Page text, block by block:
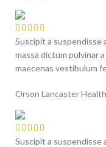
Suscipit a suspendisse
massa dictum pulvinar
maecenas vestibulum
Orson Lancaster
Suscipit a suspendisse